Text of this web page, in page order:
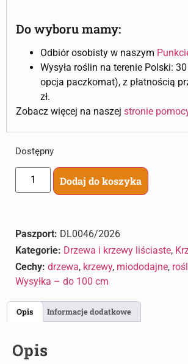
Do wyboru mamy:
Odbiór osobisty w naszym
Wysyła roślin na terenie Polski:
opcja paczkomat), z płatnością
zł.
Zobacz więcej na naszej stronie
Dostępny
Dodaj do koszyka
Paszport: DL0046/2026
Kategorie: Drzewa i krzewy liściaste,
Cechy: drzewa, krzewy, miododajne,
Wysyłka – do 100 cm
Opis Informacje dodatkowe
Opis